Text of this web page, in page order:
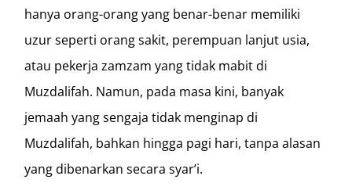
hanya orang-orang yang benar-benar memiliki
uzur seperti orang sakit, perempuan lanjut usia,
atau pekerja zamzam yang tidak mabit di
Muzdalifah. Namun, pada masa kini, banyak
jemaah yang sengaja tidak menginap di
Muzdalifah, bahkan hingga pagi hari, tanpa alasan
yang dibenarkan secara syar’i.